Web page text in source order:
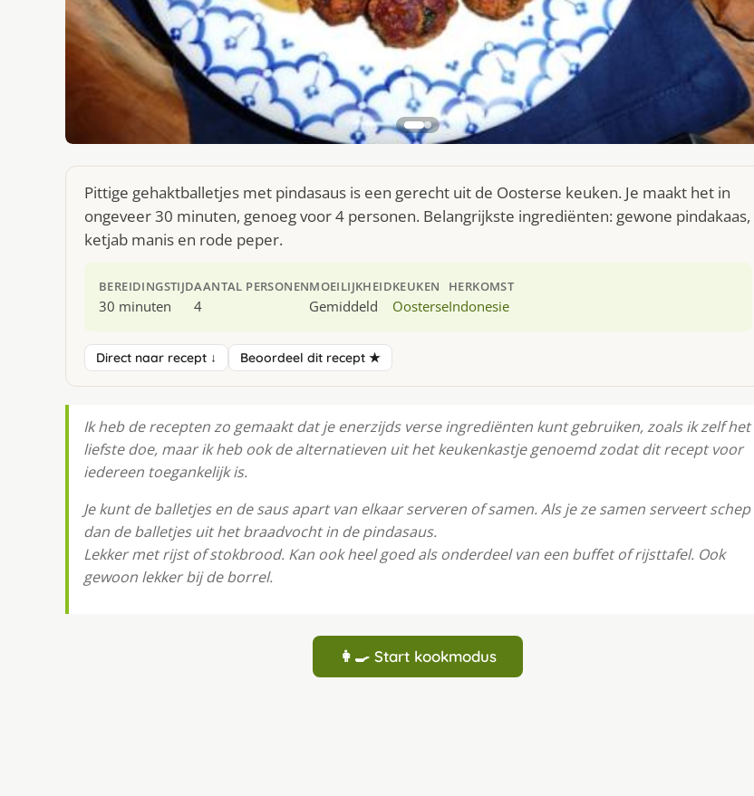
Pittige gehaktballetjes met pindasaus is een gerecht uit de Oosterse keuken. Je maakt het in
ongeveer 30 minuten, genoeg voor 4 personen. Belangrijkste ingrediënten: gewone pindakaas,
ketjab manis en rode peper.
BEREIDINGSTIJD
30 minuten
AANTAL PERSONEN
4
MOEILIJKHEID
Gemiddeld
KEUKEN
Oosterse
HERKOMST
Indonesie
Direct naar recept ↓ Beoordeel dit recept ★
Ik heb de recepten zo gemaakt dat je enerzijds verse ingrediënten kunt gebruiken, zoals ik zelf het
liefste doe, maar ik heb ook de alternatieven uit het keukenkastje genoemd zodat dit recept voor
iedereen toegankelijk is.
Je kunt de balletjes en de saus apart van elkaar serveren of samen. Als je ze samen serveert schep
dan de balletjes uit het braadvocht in de pindasaus.
Lekker met rijst of stokbrood. Kan ook heel goed als onderdeel van een buffet of rijsttafel. Ook
gewoon lekker bij de borrel.
👩‍🍳 Start kookmodus